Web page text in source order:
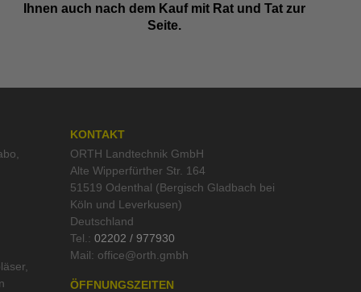
Ihnen auch nach dem Kauf mit Rat und Tat zur
Seite.
KONTAKT
ORTH Landtechnik GmbH
Alte Wipperfürther Str. 164
51519 Odenthal (Bergisch Gladbach bei
Köln und Leverkusen)
Deutschland
Tel.: 02202 / 977930
Mail:
ÖFFNUNGSZEITEN